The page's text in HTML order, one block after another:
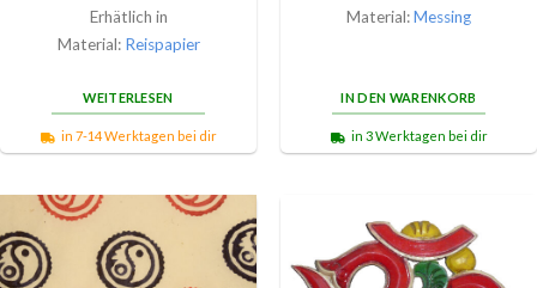
Erhätlich in
Material: Reispapier
WEITERLESEN
in 7-14 Werktagen bei dir
Material:Messing
IN DEN WARENKORB
in 3 Werktagen bei dir